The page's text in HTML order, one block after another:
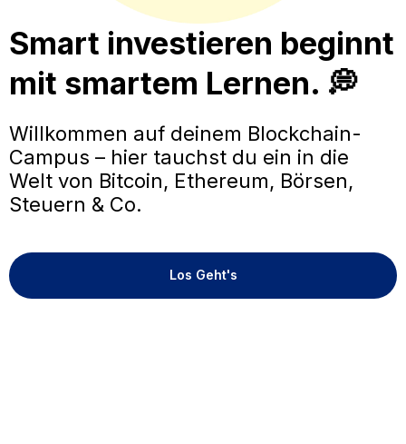
Smart investieren beginnt
mit smartem Lernen. 💭
Willkommen auf deinem Blockchain-
Campus – hier tauchst du ein in die
Welt von Bitcoin, Ethereum, Börsen,
Steuern & Co.
Los Geht's